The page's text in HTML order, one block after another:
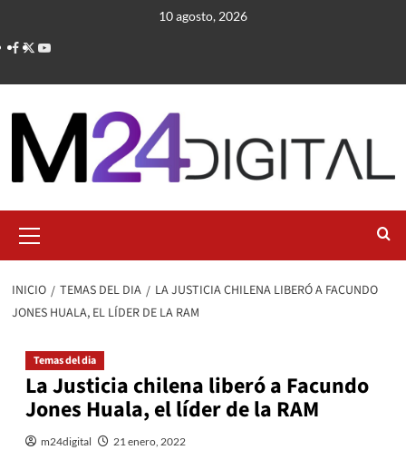
contenido
10 agosto, 2026
primario
INICIO TEMAS DEL DIA
LA JUSTICIA CHILENA LIBERÓ A FACUNDO
JONES HUALA, EL LÍDER DE LA RAM
Temas del dia
La Justicia chilena liberó a Facundo
Jones Huala, el líder de la RAM
m24digital 21 enero, 2022